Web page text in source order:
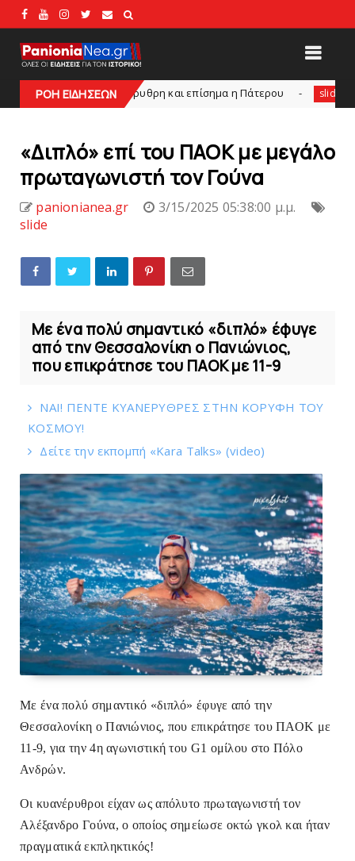
ΡΟΗ ΕΙΔΗΣΕΩΝ
Kυανέρυθρη και επίσημα η Πάτερου slide Πανιώνια
«Διπλό» επί του ΠAOK με μεγάλο
πρωταγωνιστή τον Γούνα
panionianea.gr
3/15/2025 05:38:00 μ.μ.
slide
Με ένα πολύ σημαντικό «διπλό» έφυγε
από την Θεσσαλονίκη ο Πανιώνιος,
που επικράτησε του ΠΑΟΚ με 11-9
ΝΑΙ! ΠΕΝΤΕ ΚΥΑΝΕΡΥΘΡΕΣ ΣΤΗΝ ΚΟΡΥΦΗ ΤΟΥ
ΚOΣΜΟΥ!
Δείτε την εκπομπή «Kara Talks» (video)
Με ένα πολύ σημαντικό «διπλό» έφυγε από την
Θεσσαλονίκη ο Πανιώνιος, που επικράτησε του ΠΑΟΚ με
11-9, για την 4η αγωνιστική του G1 ομίλου στο Πόλο
Ανδρών.
Οι κυανέρυθροι είχαν ως απόλυτο πρωταγωνιστή τον
Αλέξανδρο Γούνα, ο οποίος σημείωσε οκτώ γκολ και ήταν
πραγματικά εκπληκτικός!